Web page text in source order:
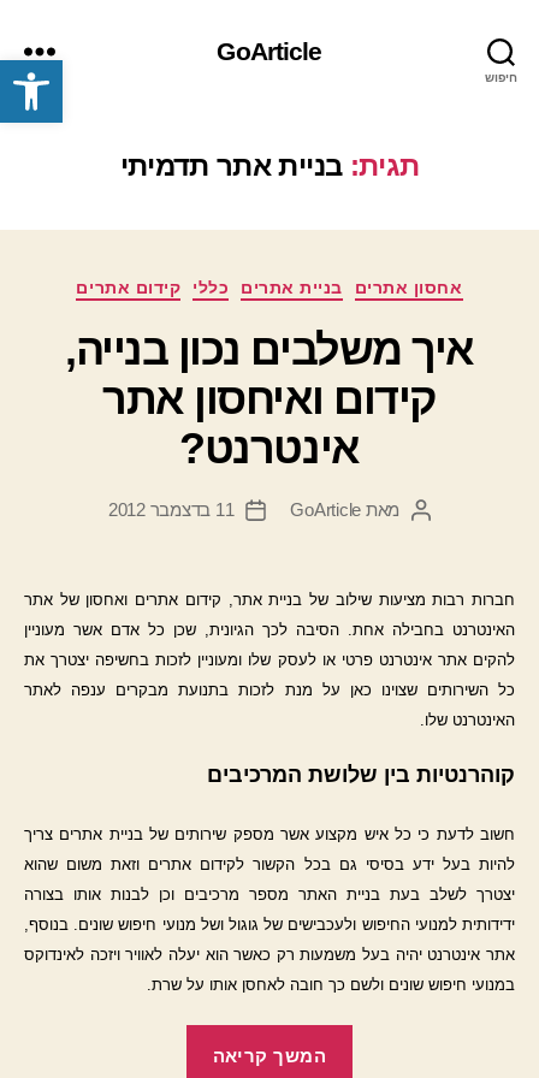
פתח סרגל נגישות חיפוש
GoArticle
תפריט
תגית: בניית אתר תדמיתי
קטגוריות אחסון אתרים בניית אתרים כללי קידום אתרים
איך משלבים נכון בנייה,
קידום ואיחסון אתר
אינטרנט?
המחבר
מאת GoArticle
תאריך
11 בדצמבר 2012
חברות רבות מציעות שילוב של בניית אתר, קידום אתרים ואחסון של אתר
האינטרנט בחבילה אחת. הסיבה לכך הגיונית, שכן כל אדם אשר מעוניין
להקים אתר אינטרנט פרטי או לעסק שלו ומעוניין לזכות בחשיפה יצטרך את
כל השירותים שצוינו כאן על מנת לזכות בתנועת מבקרים ענפה לאתר
האינטרנט שלו.
קוהרנטיות בין שלושת המרכיבים
חשוב לדעת כי כל איש מקצוע אשר מספק שירותים של בניית אתרים צריך
להיות בעל ידע בסיסי גם בכל הקשור לקידום אתרים וזאת משום שהוא
יצטרך לשלב בעת בניית האתר מספר מרכיבים וכן לבנות אותו בצורה
ידידותית למנועי החיפוש ולעכבישים של גוגול ושל מנועי חיפוש שונים. בנוסף,
אתר אינטרנט יהיה בעל משמעות רק כאשר הוא יעלה לאוויר ויזכה לאינדוקס
במנועי חיפוש שונים ולשם כך חובה לאחסן אותו על שרת.
המשך קריאה